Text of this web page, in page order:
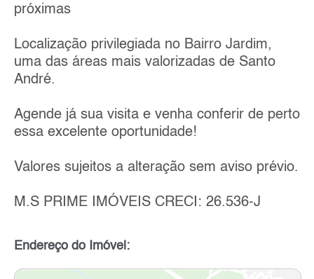
próximas
Localização privilegiada no Bairro Jardim,
uma das áreas mais valorizadas de Santo
André.
Agende já sua visita e venha conferir de perto
essa excelente oportunidade!
Valores sujeitos a alteração sem aviso prévio.
M.S PRIME IMÓVEIS CRECI: 26.536-J
Endereço do Imóvel: